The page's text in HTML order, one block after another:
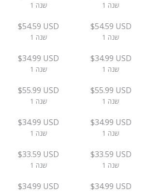
1 שנה 1 שנה
$54.59 USD
1 שנה
$54.59 USD
1 שנה
$34.99 USD
1 שנה
$34.99 USD
1 שנה
$55.99 USD
1 שנה
$55.99 USD
1 שנה
$34.99 USD
1 שנה
$34.99 USD
1 שנה
$33.59 USD
1 שנה
$33.59 USD
1 שנה
$34.99 USD $34.99 USD